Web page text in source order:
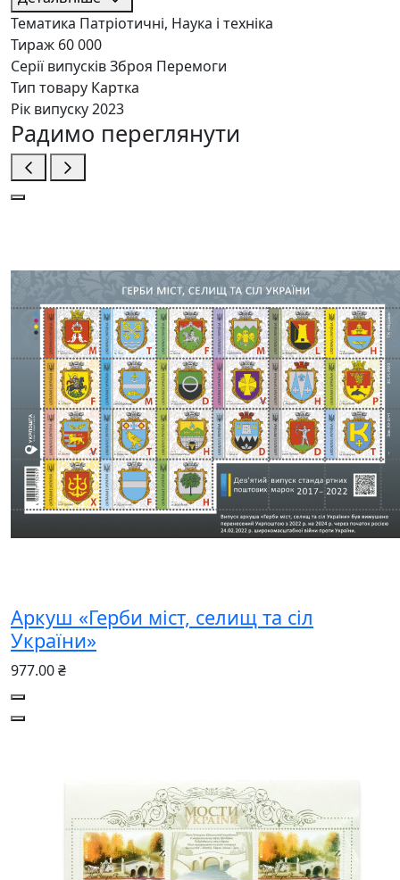
Тематика Патріотичні, Наука і техніка
Тираж 60 000
Серії випусківЗброя Перемоги
Тип товару Картка
Рік випуску2023
Радимо переглянути
Аркуш «Герби міст, селищ та сіл
України»
977.00 ₴